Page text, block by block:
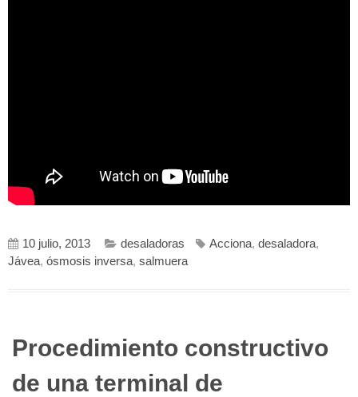
10 julio, 2013 desaladoras Acciona, desaladora,
Jávea, ósmosis inversa, salmuera
Procedimiento constructivo
de una terminal de